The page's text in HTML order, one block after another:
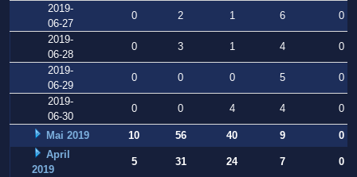
2019-
06-27
0 2 1 6
0
2019-
06-28
0 3 1 4
0
2019-
06-29
0 0 0 5
0
2019-
06-30
0 0 4 4 0
Mai 2019 10 56 40 9
0
April
2019
5 31 24 7
0